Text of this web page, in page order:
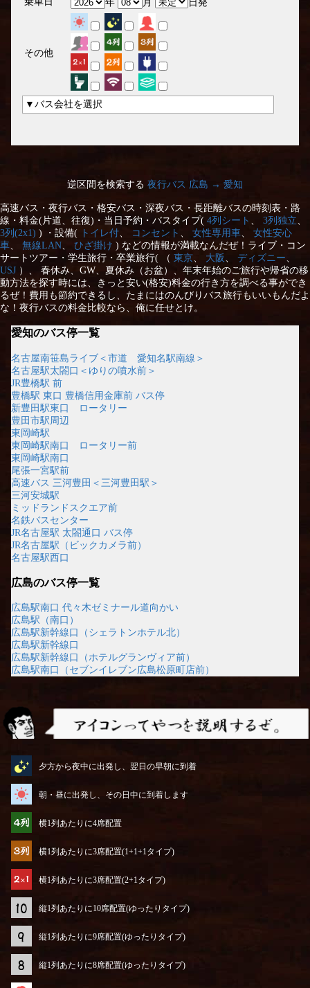
年 月 日発
その他
▼バス会社を選択
逆区間を検索する 夜行バス 広島 → 愛知
高速バス・夜行バス・格安バス・深夜バス・長距離バスの時刻表・路
線・料金(片道、往復)・当日予約・バスタイプ( 4列シート 3列独立
3列(2x1) ) ・設備( トイレ付 コンセント 女性専用車
女性安心
車
無線LAN ひざ掛け ) などの情報が満載なんだぜ！ライブ・コン
サートツアー・学生旅行・卒業旅行( （ 東京 大阪 ディズニー
USJ ）、 春休み、GW、夏休み（お盆）、年末年始のご旅行や帰省の移
動方法を探す時には、きっと安い(格安)料金の行き方を調べる事ができ
るぜ！費用も節約できるし、たまにはのんびりバス旅行もいいもんだよ
な！夜行バスの料金比較なら、俺に任せとけ。
愛知のバス停一覧
名古屋南笹島ライブ＜市道 愛知名駅南線＞
名古屋駅太閤口＜ゆりの噴水前＞
JR豊橋駅 前
豊橋駅 東口 豊橋信用金庫前 バス停
新豊田駅東口 ロータリー
豊田市駅周辺
東岡崎駅
東岡崎駅南口 ロータリー前
東岡崎駅南口
尾張一宮駅前
高速バス 三河豊田＜三河豊田駅＞
三河安城駅
ミッドランドスクエア前
名鉄バスセンター
JR名古屋駅 太閤通口 バス停
JR名古屋駅（ビックカメラ前）
名古屋駅西口
広島のバス停一覧
広島駅南口 代々木ゼミナール道向かい
広島駅（南口）
広島駅新幹線口（シェラトンホテル北）
広島駅新幹線口
広島駅新幹線口（ホテルグランヴィア前）
広島駅南口（セブンイレブン広島松原町店前）
夕方から夜中に出発し、翌日の早朝に到着
朝・昼に出発し、その日中に到着します
横1列あたりに4席配置
横1列あたりに3席配置(1+1+1タイプ)
横1列あたりに3席配置(2+1タイプ)
縦1列あたりに10席配置(ゆったりタイプ)
縦1列あたりに9席配置(ゆったりタイプ)
縦1列あたりに8席配置(ゆったりタイプ)